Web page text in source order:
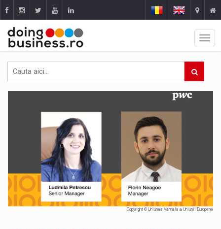
Copyright © Uniunea Vamala a Uniunii Europene